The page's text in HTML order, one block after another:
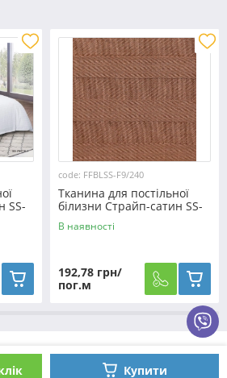
Купити
SS-
code: FFBLSS-F9/240
Тканина для постільної
білизни Страйп-сатин SS-
F9/240 (30м)
В наявності
192,78 грн/
пог.м